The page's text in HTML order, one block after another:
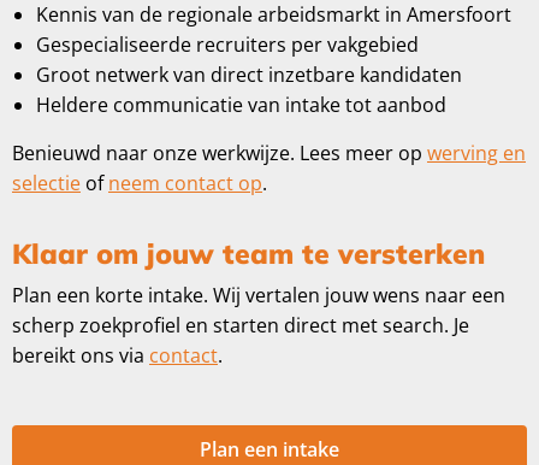
Kennis van de regionale arbeidsmarkt in Amersfoort
Gespecialiseerde recruiters per vakgebied
Groot netwerk van direct inzetbare kandidaten
Heldere communicatie van intake tot aanbod
Benieuwd naar onze werkwijze. Lees meer op werving en
selectie ofneem contact op.
Klaar om jouw team te versterken
Plan een korte intake. Wij vertalen jouw wens naar een
scherp zoekprofiel en starten direct met search. Je
bereikt ons via contact.
Plan een intake